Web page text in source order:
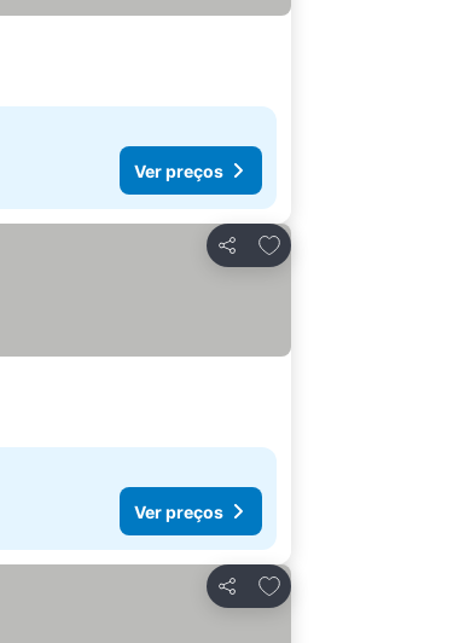
Ver preços
Partilhar
Adicionar aos favoritos
Ver preços
Partilhar
Adicionar aos favoritos